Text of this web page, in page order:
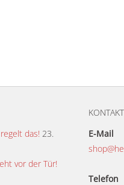
das! 23.
vor der Tür!
E-Mail
Telefon